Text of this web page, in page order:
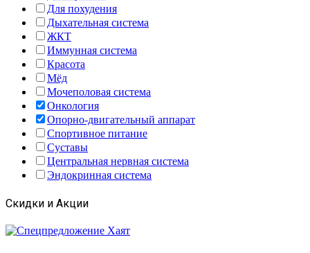
Для похудения
Дыхательная система
ЖКТ
Иммунная система
Красота
Мёд
Мочеполовая система
Онкология
Опорно-двигательный аппарат
Спортивное питание
Суставы
Центральная нервная система
Эндокринная система
Скидки и Акции